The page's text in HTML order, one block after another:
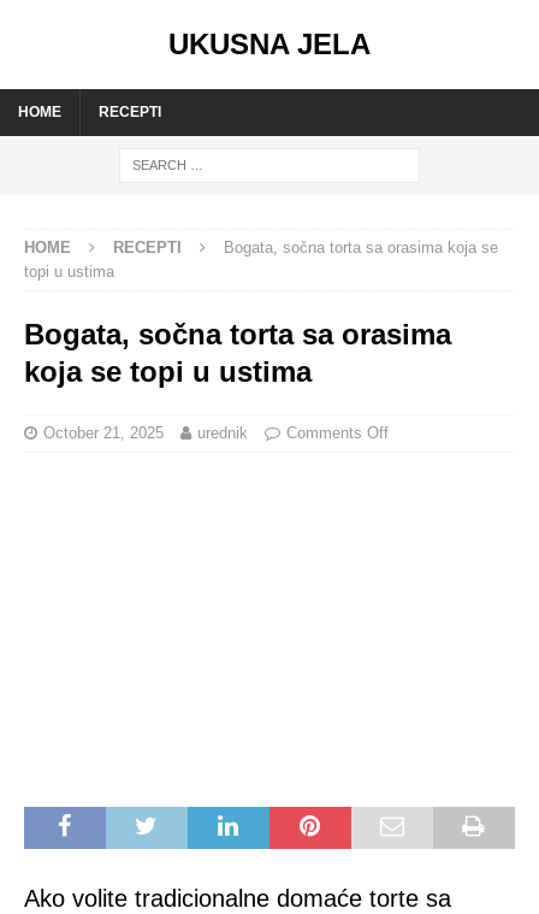
UKUSNA JELA
HOME RECEPTI
HOME RECEPTI
Bogata, sočna torta sa orasima koja se
topi u ustima
Bogata, sočna torta sa orasima
koja se topi u ustima
October 21, 2025 urednik Comments Off
Ako volite tradicionalne domaće torte sa